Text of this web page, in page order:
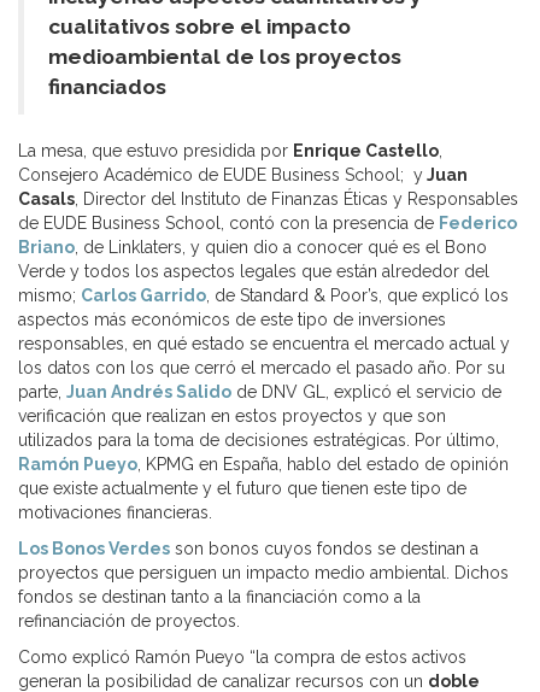
cualitativos sobre el impacto
medioambiental de los proyectos
financiados
La mesa, que estuvo presidida por Enrique Castello
Consejero Académico de EUDE Business School; yJuan
Casals , Director del Instituto de Finanzas Éticas y Responsables
de EUDE Business School, contó con la presencia de Federico
Briano , de Linklaters, y quien dio a conocer qué es el Bono
Verde y todos los aspectos legales que están alrededor del
mismo; Carlos Garrido , de Standard & Poor’s, que explicó los
aspectos más económicos de este tipo de inversiones
responsables, en qué estado se encuentra el mercado actual y
los datos con los que cerró el mercado el pasado año. Por su
parte, Juan Andrés Salido de DNV GL, explicó el servicio de
verificación que realizan en estos proyectos y que son
utilizados para la toma de decisiones estratégicas. Por último,
Ramón Pueyo , KPMG en España, hablo del estado de opinión
que existe actualmente y el futuro que tienen este tipo de
motivaciones financieras.
Los Bonos Verdes son bonos cuyos fondos se destinan a
proyectos que persiguen un impacto medio ambiental. Dichos
fondos se destinan tanto a la financiación como a la
refinanciación de proyectos.
Como explicó Ramón Pueyo “la compra de estos activos
generan la posibilidad de canalizar recursos con un doble